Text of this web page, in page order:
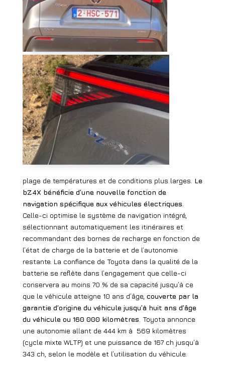
plage de températures et de conditions plus larges. Le
bZ4X bénéficie d’une nouvelle fonction de
navigation spécifique aux véhicules électriques
Celle-ci optimise le système de navigation intégré,
sélectionnant automatiquement les itinéraires et
recommandant des bornes de recharge en fonction de
l’état de charge de la batterie et de l’autonomie
restante. La confiance de Toyota dans la qualité de la
batterie se reflète dans l’engagement que celle-ci
conservera au moins 70 % de sa capacité jusqu’à ce
que le véhicule atteigne 10 ans d’âge, couverte par la
garantie d’origine du véhicule jusqu’à huit ans d’âge
du véhicule ou 160 000 kilomètres . Toyota annonce
une autonomie allant de 444 km à 569 kilomètres
(cycle mixte WLTP) et une puissance de 167 ch jusqu’à
343 ch, selon le modèle et l’utilisation du véhicule.